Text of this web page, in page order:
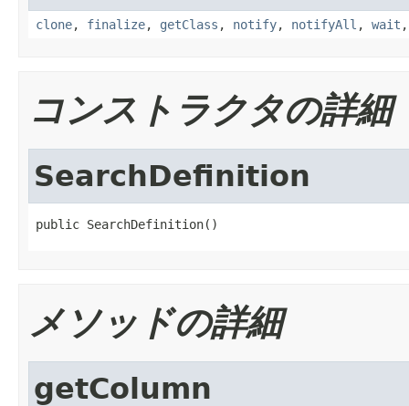
clone, finalize, getClass , notify, notifyAll , wait
コンストラクタの詳細
SearchDefinition
public SearchDefinition()
メソッドの詳細
getColumn